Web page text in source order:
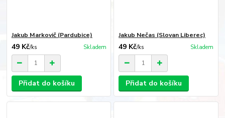
Jakub Markovič (Pardubice)
49 Kč/ks Skladem
Přidat do košíku
Jakub Nečas (Slovan Liberec)
49 Kč/ks Skladem
Přidat do košíku